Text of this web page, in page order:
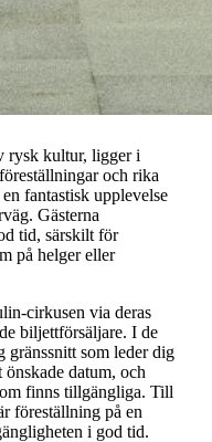
rysk kultur, ligger i
och rika
fantastisk upplevelse
Gästerna
tid, särskilt för
på helger eller
cirkusen via deras
biljettförsäljare. I de
gränssnitt som leder dig
datum, och
finns tillgängliga. Till
föreställning på en
i god tid.